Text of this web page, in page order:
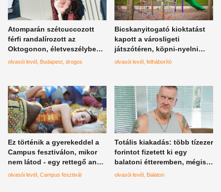
Atomparán szétcuccozott
férfi randalírozott az
Oktogonon, életveszélyben
éreztem magamat több másik
olvasói levél Budapest drogos
Bicskanyitogató kioktatást
kapott a városligeti
játszótéren, köpni-nyelni
nem tudott a letámadott
olvasói levél felháborító
Ez történik a gyerekeddel a
Campus fesztiválon, mikor
nem látod - egy rettegő anya
levele
olvasói levél Campus fesztivál
Totális kiakadás: több tízezer
forintot fizetett ki egy
balatoni étteremben, mégis
rendőröket akartak ráhívni
olvasói levél Balaton